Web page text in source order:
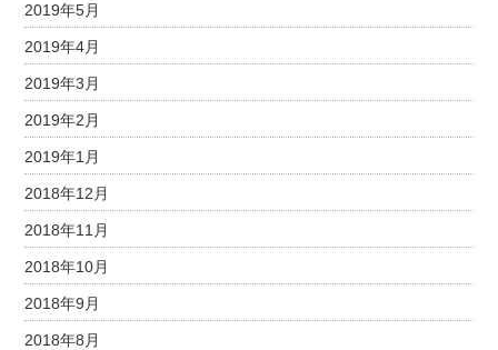
2019年5月
2019年4月
2019年3月
2019年2月
2019年1月
2018年12月
2018年11月
2018年10月
2018年9月
2018年8月